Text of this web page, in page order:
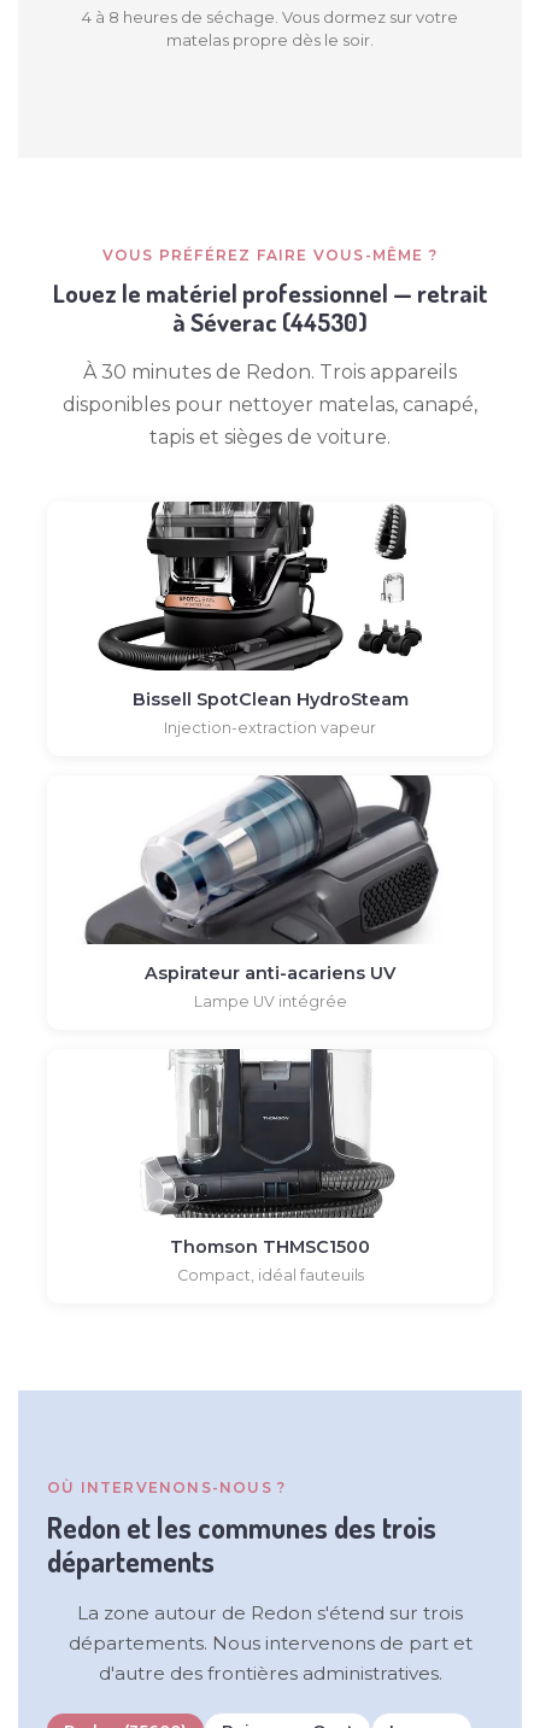
4 à 8 heures de séchage. Vous dormez sur votre
matelas propre dès le soir.
VOUS PRÉFÉREZ FAIRE VOUS-MÊME ?
Louez le matériel professionnel — retrait
à Séverac (44530)
À 30 minutes de Redon. Trois appareils
disponibles pour nettoyer matelas, canapé,
tapis et sièges de voiture.
Bissell SpotClean HydroSteam
Injection-extraction vapeur
Aspirateur anti-acariens UV
Lampe UV intégrée
Thomson THMSC1500
Compact, idéal fauteuils
OÙ INTERVENONS-NOUS ?
Redon et les communes des trois
départements
La zone autour de Redon s'étend sur trois
départements. Nous intervenons de part et
d'autre des frontières administratives.